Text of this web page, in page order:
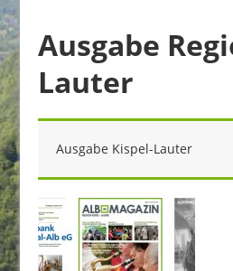
Ausgabe
Lauter
Ausgabe Kispel-Lauter